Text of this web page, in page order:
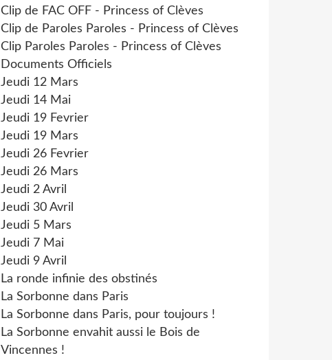
Clip de FAC OFF - Princess of Clèves
Clip de Paroles Paroles - Princess of Clèves
Clip Paroles Paroles - Princess of Clèves
Documents Officiels
Jeudi 12 Mars
Jeudi 14 Mai
Jeudi 19 Fevrier
Jeudi 19 Mars
Jeudi 26 Fevrier
Jeudi 26 Mars
Jeudi 2 Avril
Jeudi 30 Avril
Jeudi 5 Mars
Jeudi 7 Mai
Jeudi 9 Avril
La ronde infinie des obstinés
La Sorbonne dans Paris
La Sorbonne dans Paris, pour toujours !
La Sorbonne envahit aussi le Bois de
Vincennes !